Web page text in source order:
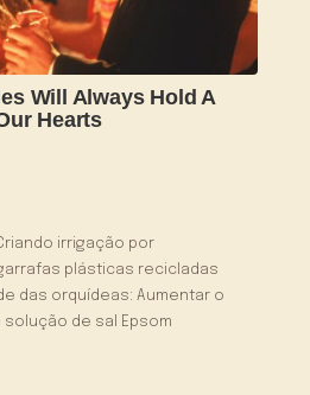
irrigação por
plásticas recicladas
das orquídeas: Aumentar o
de sal Epsom